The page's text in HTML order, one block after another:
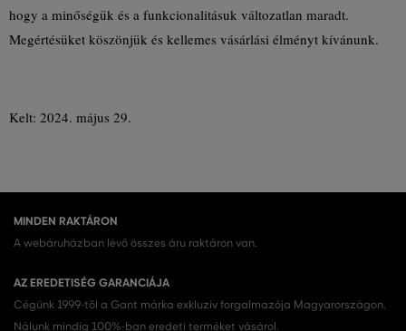
hogy a minőségük és a funkcionalitásuk változatlan maradt.
Megértésüket köszönjük és kellemes vásárlási élményt kívánunk.
Kelt: 2024. május 29.
MINDEN RAKTÁRON
A webáruházban lévő összes áru raktáron van.
AZ EREDETISÉG GARANCIÁJA
Cégünk 1999-től a Gant márka exkluzív forgalmazója Magyarországon.
Nálunk mindig 100%-ban eredeti terméket vásárol.